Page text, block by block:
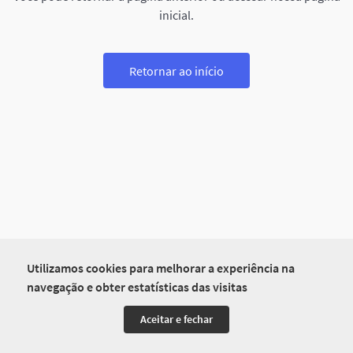
Utilizamos cookies para melhorar a experiência na
navegação e obter estatísticas das visitas
Aceitar e fechar
inicial.
Retornar ao início